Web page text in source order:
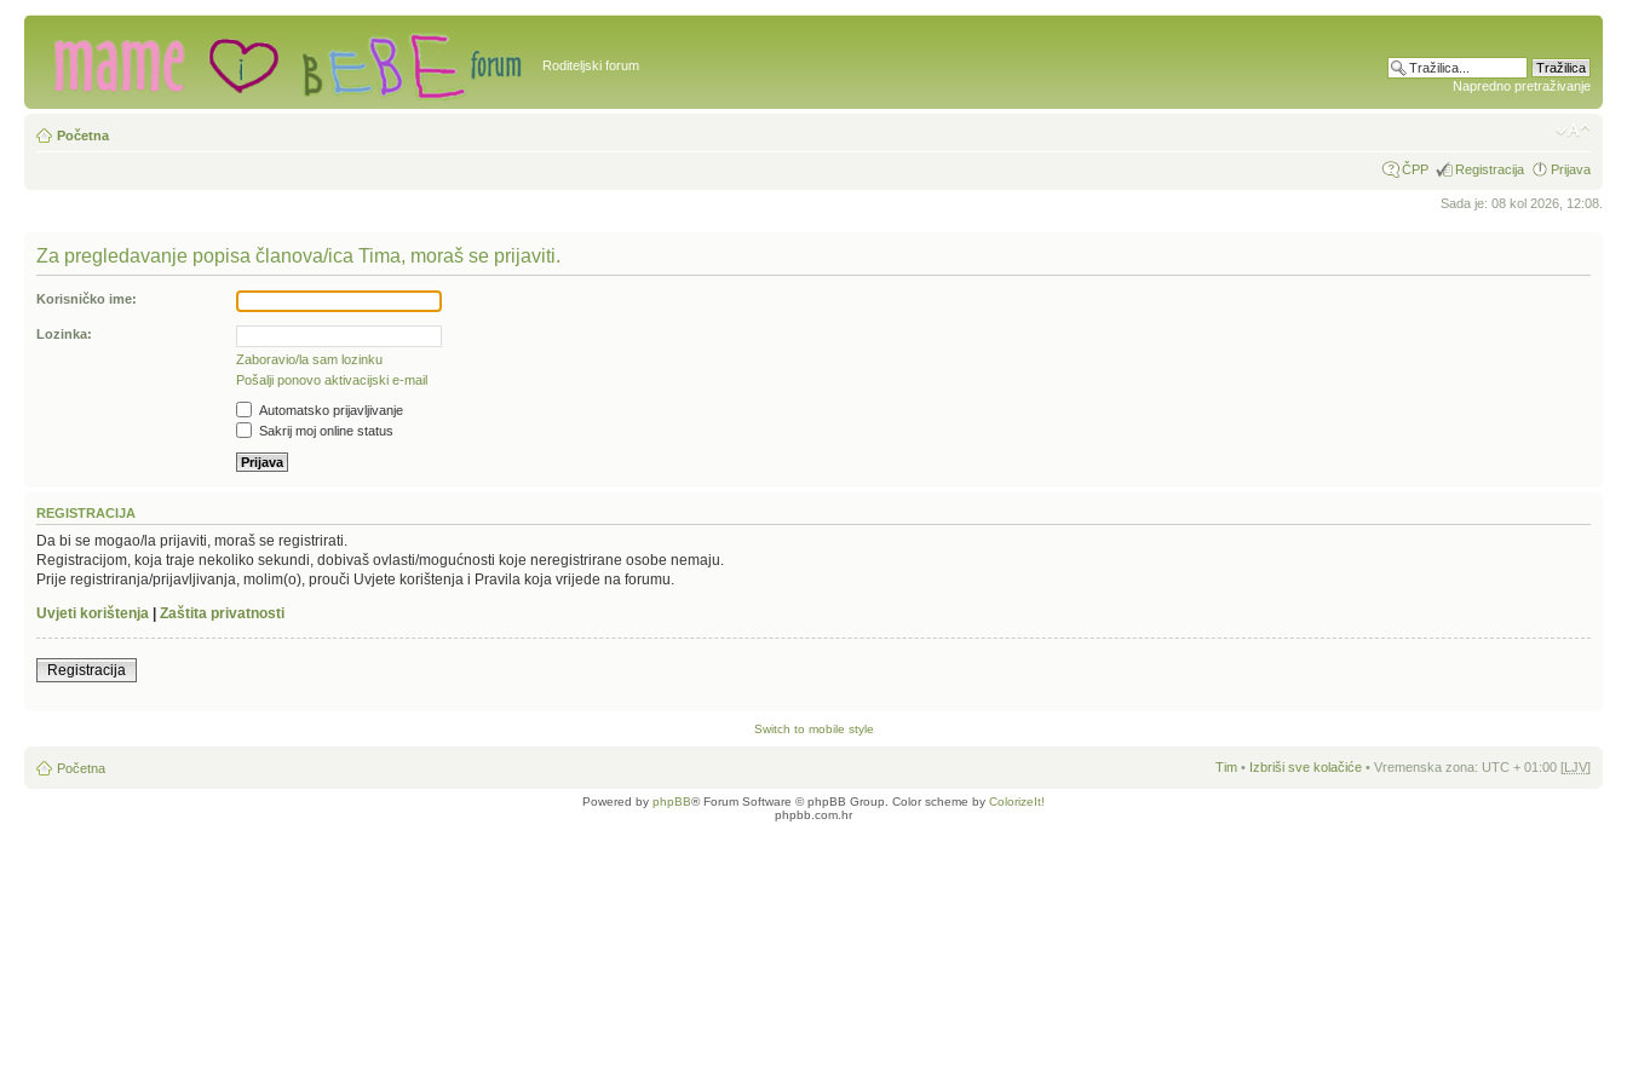
Roditeljski forum
Napredno pretraživanje
Početna
ČPP Registracija Prijava
Sada je: 08 kol 2026, 12:08.
Za pregledavanje popisa članova/ica Tima, moraš se prijaviti.
Korisničko ime:
Lozinka:
Zaboravio/la sam lozinku
Pošalji ponovo aktivacijski e-mail
Automatsko prijavljivanje
Sakrij moj online status
REGISTRACIJA
Da bi se mogao/la prijaviti, moraš se registrirati.
Registracijom, koja traje nekoliko sekundi, dobivaš ovlasti/mogućnosti koje neregistrirane osobe nemaju.
Prije registriranja/prijavljivanja, molim(o), prouči Uvjete korištenja i Pravila koja vrijede na forumu.
Uvjeti korištenja
Zaštita privatnosti
Registracija
Switch to mobile style
Početna Tim • Izbriši sve kolačiće • Vremenska zona: UTC + 01:00 [LJV]
Powered by phpBB® Forum Software © phpBB Group. Color scheme by ColorizeIt!
phpbb.com.hr